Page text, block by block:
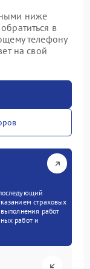
ниже
в
телефону
на свой
страховых
работ
работ и